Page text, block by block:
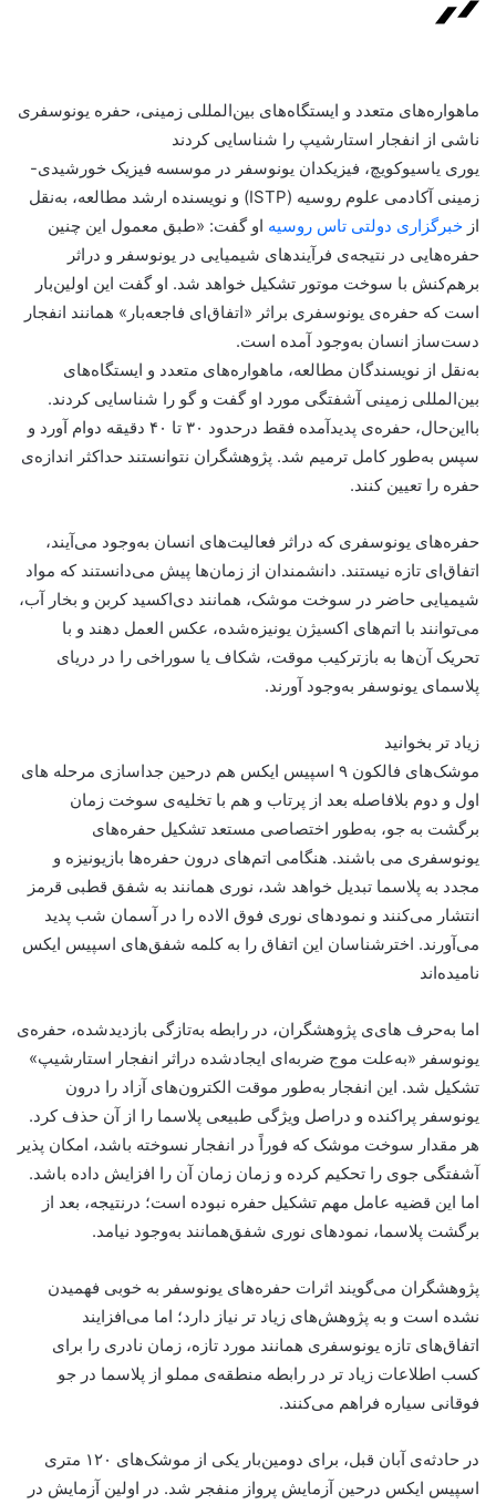
ماهواره‌های متعدد و ایستگاه‌های بین‌المللی زمینی، حفره یونوسفری
ناشی از انفجار استارشیپ را شناسایی کردند
یوری یاسیوکویچ، فیزیکدان یونوسفر در موسسه فیزیک خورشیدی-
زمینی آکادمی علوم روسیه (ISTP) و نویسنده ارشد مطالعه، به‌نقل
از خبرگزاری دولتی تاس روسیه او گفت: «طبق معمول این چنین
حفره‌هایی در نتیجه‌ی فرآیندهای شیمیایی در یونوسفر و دراثر
برهم‌کنش با سوخت موتور تشکیل خواهد شد. او گفت این اولین‌بار
است که حفره‌ی یونوسفری براثر «اتفاق‌ای فاجعه‌بار» همانند انفجار
دست‌ساز انسان به‌وجود آمده است.
به‌نقل از نویسندگان مطالعه، ماهواره‌های متعدد و ایستگاه‌های
بین‌المللی زمینی آشفتگی مورد او گفت و گو را شناسایی کردند.
بااین‌حال، حفره‌ی پدیدآمده فقط درحدود ۳۰ تا ۴۰ دقیقه دوام آورد و
سپس به‌طور کامل ترمیم شد. پژوهشگران نتوانستند حداکثر اندازه‌ی
حفره را تعیین کنند.
حفره‌های یونوسفری که دراثر فعالیت‌های انسان به‌وجود می‌آیند،
اتفاق‌ای تازه نیستند. دانشمندان از زمان‌ها پیش می‌دانستند که مواد
شیمیایی حاضر در سوخت موشک، همانند دی‌اکسید کربن و بخار آب،
می‌توانند با اتم‌های اکسیژن یونیزه‌شده، عکس العمل دهند و با
تحریک آن‌ها به بازترکیب موقت، شکاف یا سوراخی را در دریای
پلاسمای یونوسفر به‌وجود آورند.
زیاد تر بخوانید
موشک‌های فالکون ۹ اسپیس ایکس هم درحین جداسازی مرحله های
اول و دوم بلافاصله بعد از پرتاب و هم با تخلیه‌ی سوخت زمان
برگشت به جو، به‌طور اختصاصی مستعد تشکیل حفره‌های
یونوسفری می باشند. هنگامی اتم‌های درون حفره‌ها بازیونیزه و
مجدد به پلاسما تبدیل خواهد شد، نوری همانند به شفق قطبی قرمز
انتشار می‌کنند و نمود‌های نوری فوق الاده را در آسمان شب پدید
می‌آورند. اخترشناسان این اتفاق را به کلمه شفق‌های اسپیس ایکس
نامیده‌اند
اما به‌حرف های‌ی پژوهشگران، در رابطه به‌تازگی بازدید‌شده، حفره‌ی
یونوسفر «به‌علت موج ضربه‌ای ایجادشده دراثر انفجار استارشیپ»
تشکیل شد. این انفجار به‌طور موقت الکترون‌های آزاد را درون
یونوسفر پراکنده و دراصل ویژگی طبیعی پلاسما را از آن حذف کرد.
هر مقدار سوخت موشک که فوراً در انفجار نسوخته باشد، امکان پذیر
آشفتگی جوی را تحکیم کرده و زمان زمان آن را افزایش داده باشد.
اما این قضیه عامل مهم تشکیل حفره نبوده است؛ درنتیجه، بعد از
برگشت پلاسما، نمود‌های نوری شفق‌همانند به‌وجود نیامد.
پژوهشگران می‌گویند اثرات حفره‌های یونوسفر به خوبی فهمیدن
نشده است و به پژوهش‌های زیاد تر نیاز دارد؛ اما می‌افزایند
اتفاق‌های تازه یونوسفری همانند مورد تازه، زمان نادری را برای
کسب اطلاعات زیاد تر در رابطه منطقه‌ی مملو از پلاسما در جو
فوقانی سیاره فراهم می‌کنند.
در حادثه‌ی آبان قبل، برای دومین‌بار یکی از موشک‌های ۱۲۰ متری
اسپیس ایکس درحین آزمایش پرواز منفجر شد. در اولین آزمایش در